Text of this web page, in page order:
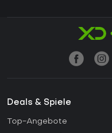
Deals & Spiele
Top-Angebote